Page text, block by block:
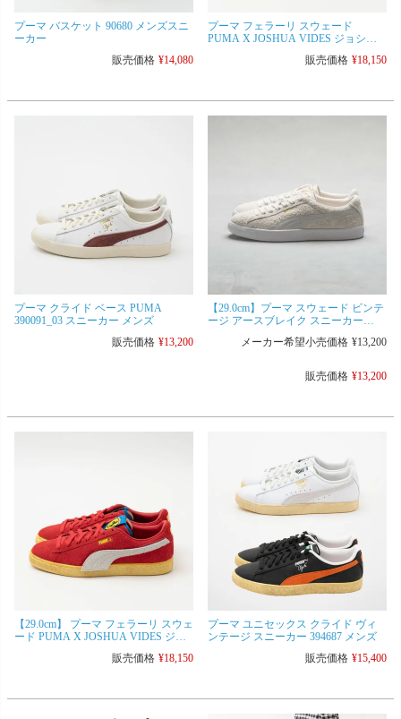
プーマ バスケット 90680 メンズスニ
ーカー
販売価格 ¥14,080
プーマ フェラーリ スウェード
PUMA X JOSHUA VIDES ジョシュ
販売価格 ¥18,150
プーマ クライド ベース PUMA
390091_03 スニーカー メンズ
販売価格 ¥13,200
【29.0cm】プーマ スウェード ビンテ
ージ アースブレイク スニーカー
メーカー希望小売価格 ¥13,200
販売価格 ¥13,200
【29.0cm】 プーマ フェラーリ スウェ
ード PUMA X JOSHUA VIDES ジョ
販売価格 ¥18,150
プーマ ユニセックス クライド ヴィ
ンテージ スニーカー 394687 メンズ
販売価格 ¥15,400